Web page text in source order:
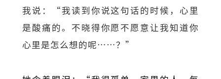
我说：“我读到你说这句话的时候，心里
是酸痛的。不晓得你愿不愿意让我知道你
心里是怎么想的呢……？”